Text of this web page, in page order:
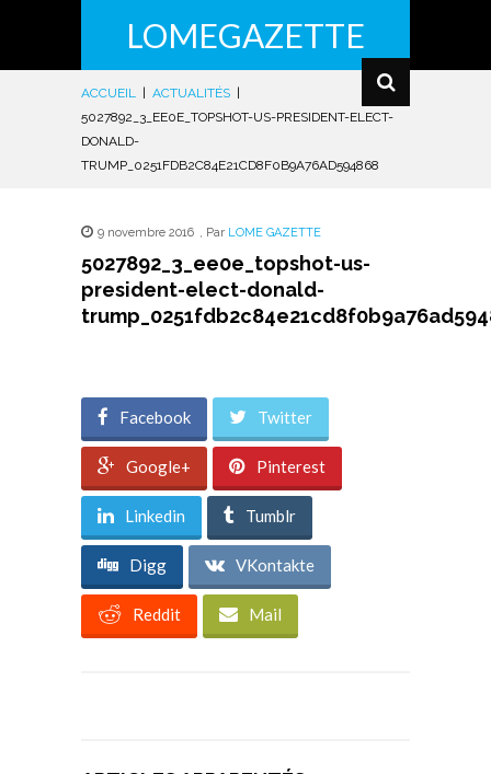
LOMEGAZETTE
ACCUEIL ACTUALITÉS
5027892_3_EE0E_TOPSHOT-US-PRESIDENT-ELECT-
DONALD-
TRUMP_0251FDB2C84E21CD8F0B9A76AD594868
9 novembre 2016 , Par LOME GAZETTE
5027892_3_ee0e_topshot-us-
president-elect-donald-
Facebook Twitter
Google+ Pinterest
Linkedin Tumblr
Digg VKontakte
Reddit Mail